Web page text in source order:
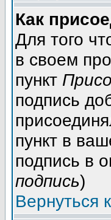
Как
Для того
в своем
пункт
подпись
пункт в
подпись в
подпись)
Вернуться